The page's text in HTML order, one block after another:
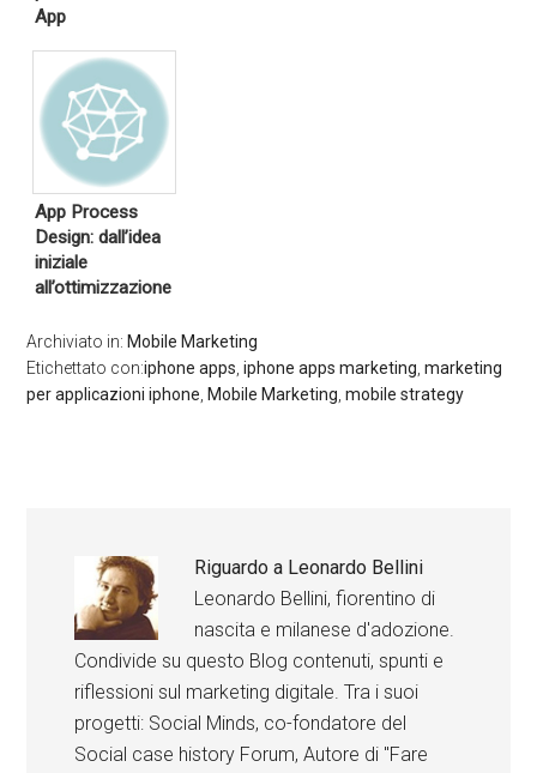
App
App Process
Design: dall’idea
iniziale
all’ottimizzazione
Archiviato in: Mobile Marketing
Etichettato con:iphone apps,iphone apps marketing,marketing
per applicazioni iphone, Mobile Marketing,mobile strategy
Riguardo a Leonardo Bellini
Leonardo Bellini, fiorentino di
nascita e milanese d'adozione.
Condivide su questo Blog contenuti, spunti e
riflessioni sul marketing digitale. Tra i suoi
progetti: Social Minds, co-fondatore del
Social case history Forum, Autore di "Fare